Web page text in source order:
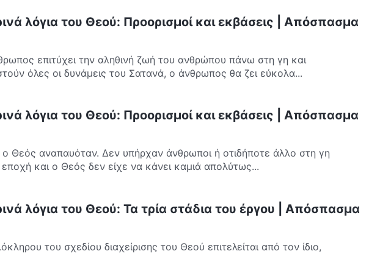
λόγια του Θεού: Προορισμοί και εκβάσεις | Απόσπασμα
επιτύχει την αληθινή ζωή του ανθρώπου πάνω στη γη και
όλες οι δυνάμεις του Σατανά, ο άνθρωπος θα ζει εύκολα...
λόγια του Θεού: Προορισμοί και εκβάσεις | Απόσπασμα
ο Θεός αναπαυόταν. Δεν υπήρχαν άνθρωποι ή οτιδήποτε άλλο στη γη
εποχή και ο Θεός δεν είχε να κάνει καμιά απολύτως...
λόγια του Θεού: Τα τρία στάδια του έργου | Απόσπασμα
του σχεδίου διαχείρισης του Θεού επιτελείται από τον ίδιο,